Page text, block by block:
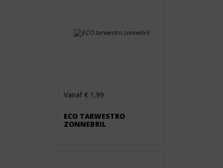
Vanaf € 1,99
ECO TARWESTRO
ZONNEBRIL